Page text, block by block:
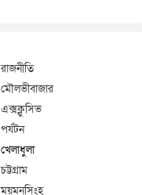
রাজনীতি
মৌলভীবাজার
এক্সক্লুসিভ
পর্যটন
খেলাধুলা
চট্টগ্রাম
ময়মনসিংহ